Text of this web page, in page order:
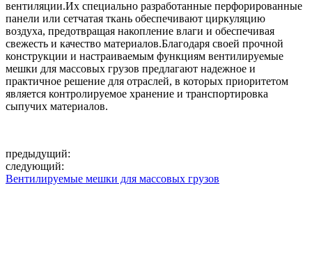
вентиляции.Их специально разработанные перфорированные
панели или сетчатая ткань обеспечивают циркуляцию
воздуха, предотвращая накопление влаги и обеспечивая
свежесть и качество материалов.Благодаря своей прочной
конструкции и настраиваемым функциям вентилируемые
мешки для массовых грузов предлагают надежное и
практичное решение для отраслей, в которых приоритетом
является контролируемое хранение и транспортировка
сыпучих материалов.
предыдущий:
следующий:
Вентилируемые мешки для массовых грузов